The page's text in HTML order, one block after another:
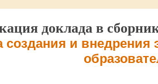
доклада в
создания и